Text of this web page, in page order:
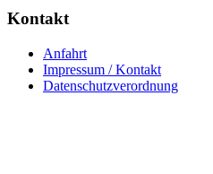
Kontakt
Anfahrt
Impressum / Kontakt
Datenschutzverordnung